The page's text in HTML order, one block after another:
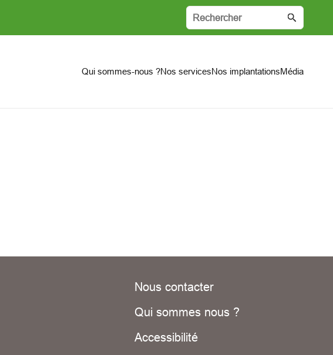
Qui sommes-nous ?Nos servicesNos implantationsMédia
Nous contacter
Qui sommes nous ?
Accessibilité